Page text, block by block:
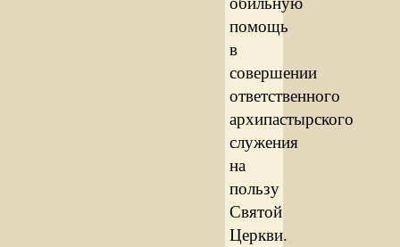
помощь
в
совершении
ответственного
архипастырского
служения
на
пользу
Святой
Церкви.